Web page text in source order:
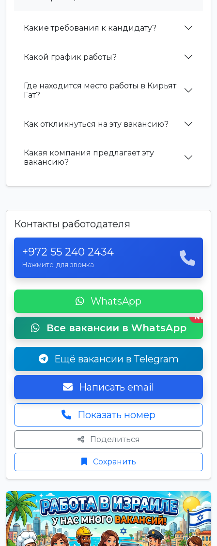
Какие требования к кандидату?
Какой график работы?
Где находится место работы в Кирьят
Гат?
Как откликнуться на эту вакансию?
Какая компания предлагает эту
вакансию?
Контакты работодателя
+972 55 240 2434
Нажмите для звонка
WhatsApp
Все вакансии в WhatsApp
New
Ещё вакансии в Telegram
Написать email
Показать номер
Поделиться
Сохранить